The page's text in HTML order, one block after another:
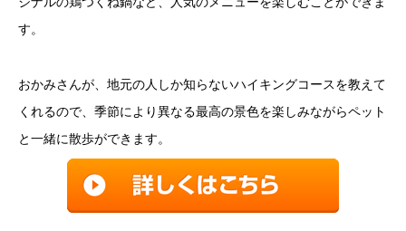
す。
おかみさんが、地元の人しか知らないハイキングコースを教えて
くれるので、季節により異なる最高の景色を楽しみながらペット
と一緒に散歩ができます。